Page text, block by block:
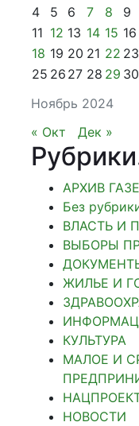
Ноябрь 2024
4
5 6 7 8 9
11 12 13 14 15 16
18 19 20 21 22 23
25 26 27 28 29 30
« Окт Дек »
Рубрики
АРХИВ
Без
ВЛАСТЬ И
ВЫБОРЫ
ЖИЛЬЕ И
КУЛЬТУРА
МАЛОЕ И
НОВОСТИ